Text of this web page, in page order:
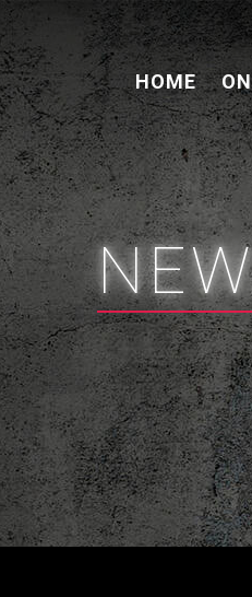
HOME